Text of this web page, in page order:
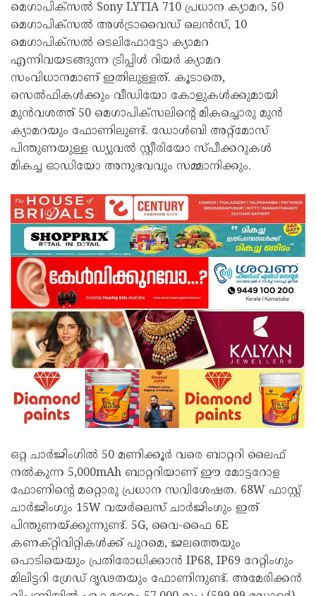
മെഗാപിക്സൽ Sony LYTIA 710 പ്രധാന ക്യാമറ, 50
മെഗാപിക്സൽ അൾട്രാവൈഡ് ലെൻസ്, 10
മെഗാപിക്സൽ ടെലിഫോട്ടോ ക്യാമറ
എന്നിവയടങ്ങുന്ന ട്രിപ്പിൾ റിയർ ക്യാമറ
സംവിധാനമാണ് ഇതിലുള്ളത്. കൂടാതെ,
സെൽഫികൾക്കും വീഡിയോ കോളുകൾക്കുമായി
മുൻവശത്ത് 50 മെഗാപിക്സലിന്റെ മികച്ചൊരു മുൻ
ക്യാമറയും ഫോണിലുണ്ട്. ഡോൾബി അറ്റ്മോസ്
പിന്തുണയുള്ള ഡ്യുവൽ സ്റ്റീരിയോ സ്പീക്കറുകൾ
മികച്ച ഓഡിയോ അനുഭവവും സമ്മാനിക്കും.
ഒറ്റ ചാർജിംഗിൽ 50 മണിക്കൂർ വരെ ബാറ്ററി ലൈഫ്
നൽകുന്ന 5,000mAh ബാറ്ററിയാണ് ഈ മോട്ടറോള
ഫോണിന്റെ മറ്റൊരു പ്രധാന സവിശേഷത. 68W ഫാസ്റ്റ്
ചാർജിംഗും 15W വയർലെസ് ചാർജിംഗും ഇത്
പിന്തുണയ്ക്കുന്നുണ്ട്. 5G, വൈ-ഫൈ 6E
കണക്റ്റിവിറ്റികൾക്ക് പുറമെ, ജലത്തെയും
പൊടിയെയും പ്രതിരോധിക്കാൻ IP68, IP69 റേറ്റിംഗും
മിലിട്ടറി ഗ്രേഡ് ദൃഢതയും ഫോണിനുണ്ട്. അമേരിക്കൻ